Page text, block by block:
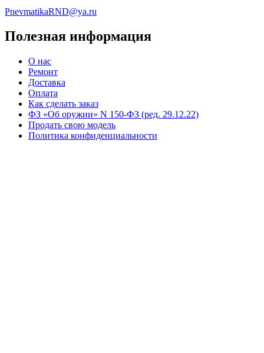
PnevmatikaRND@ya.ru
Полезная информация
О нас
Ремонт
Доставка
Оплата
Как сделать заказ
ФЗ «Об оружии» N 150-ФЗ (ред. 29.12.22)
Продать свою модель
Политика конфиденциальности